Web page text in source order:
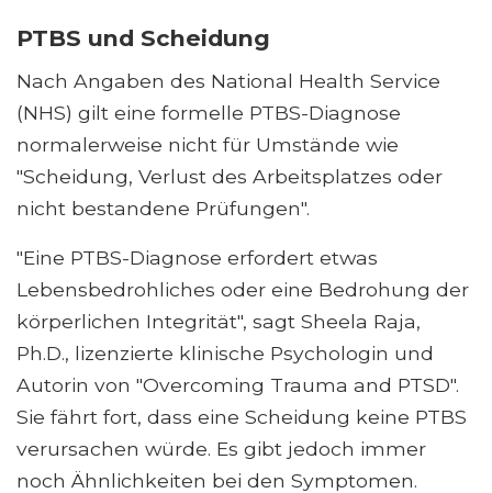
PTBS und Scheidung
Nach Angaben des National Health Service
(NHS) gilt eine formelle PTBS-Diagnose
normalerweise nicht für Umstände wie
"Scheidung, Verlust des Arbeitsplatzes oder
nicht bestandene Prüfungen".
"Eine PTBS-Diagnose erfordert etwas
Lebensbedrohliches oder eine Bedrohung der
körperlichen Integrität", sagt Sheela Raja,
Ph.D., lizenzierte klinische Psychologin und
Autorin von "Overcoming Trauma and PTSD".
Sie fährt fort, dass eine Scheidung keine PTBS
verursachen würde. Es gibt jedoch immer
noch Ähnlichkeiten bei den Symptomen.